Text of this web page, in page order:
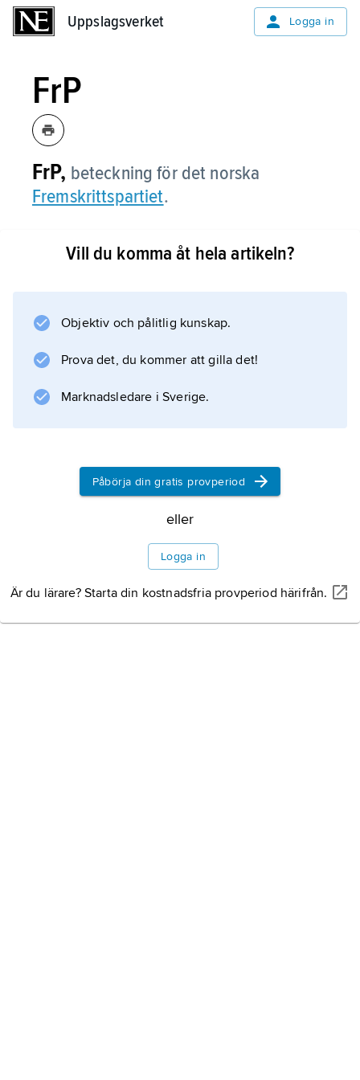
Uppslagsverket Logga in
FrP
FrP, beteckning för det norska
Fremskrittspartiet.
Vill du komma åt hela artikeln?
Objektiv och pålitlig kunskap.
Prova det, du kommer att gilla det!
Marknadsledare i Sverige.
Påbörja din gratis provperiod
eller
Logga in
Är du lärare? Starta din kostnadsfria provperiod härifrån.